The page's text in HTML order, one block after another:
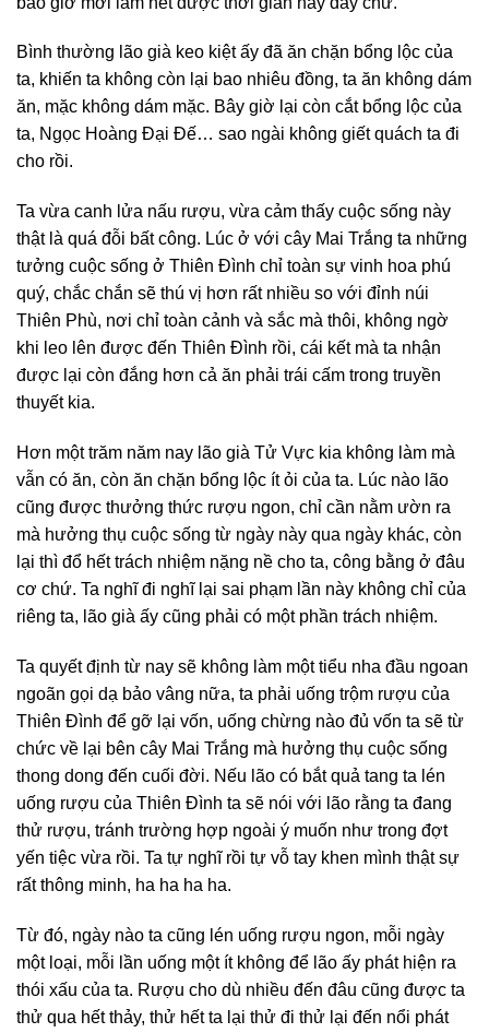
Bình thường lão già keo kiệt ấy đã ăn chặn bổng lộc của
ta, khiến ta không còn lại bao nhiêu đồng, ta ăn không dám
ăn, mặc không dám mặc. Bây giờ lại còn cắt bổng lộc của
ta, Ngọc Hoàng Đại Đế… sao ngài không giết quách ta đi
cho rồi.
Ta vừa canh lửa nấu rượu, vừa cảm thấy cuộc sống này
thật là quá đỗi bất công. Lúc ở với cây Mai Trắng ta những
tưởng cuộc sống ở Thiên Đình chỉ toàn sự vinh hoa phú
quý, chắc chắn sẽ thú vị hơn rất nhiều so với đỉnh núi
Thiên Phù, nơi chỉ toàn cảnh và sắc mà thôi, không ngờ
khi leo lên được đến Thiên Đình rồi, cái kết mà ta nhận
được lại còn đắng hơn cả ăn phải trái cấm trong truyền
thuyết kia.
Hơn một trăm năm nay lão già Tử Vực kia không làm mà
vẫn có ăn, còn ăn chặn bổng lộc ít ỏi của ta. Lúc nào lão
cũng được thưởng thức rượu ngon, chỉ cần nằm ườn ra
mà hưởng thụ cuộc sống từ ngày này qua ngày khác, còn
lại thì đổ hết trách nhiệm nặng nề cho ta, công bằng ở đâu
cơ chứ. Ta nghĩ đi nghĩ lại sai phạm lần này không chỉ của
riêng ta, lão già ấy cũng phải có một phần trách nhiệm.
Ta quyết định từ nay sẽ không làm một tiểu nha đầu ngoan
ngoãn gọi dạ bảo vâng nữa, ta phải uống trộm rượu của
Thiên Đình để gỡ lại vốn, uống chừng nào đủ vốn ta sẽ từ
chức về lại bên cây Mai Trắng mà hưởng thụ cuộc sống
thong dong đến cuối đời. Nếu lão có bắt quả tang ta lén
uống rượu của Thiên Đình ta sẽ nói với lão rằng ta đang
thử rượu, tránh trường hợp ngoài ý muốn như trong đợt
yến tiệc vừa rồi. Ta tự nghĩ rồi tự vỗ tay khen mình thật sự
rất thông minh, ha ha ha ha.
Từ đó, ngày nào ta cũng lén uống rượu ngon, mỗi ngày
một loại, mỗi lần uống một ít không để lão ấy phát hiện ra
thói xấu của ta. Rượu cho dù nhiều đến đâu cũng được ta
thử qua hết thảy, thử hết ta lại thử đi thử lại đến nổi phát